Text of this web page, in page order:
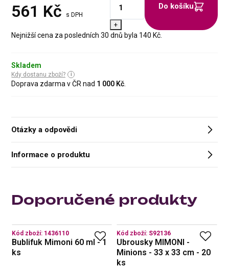
561 Kč s DPH
+
Do košíku
Nejnižší cena za posledních 30 dnů byla 140 Kč.
Skladem
Kdy dostanu zboží?
Doprava zdarma v ČR nad 1 000 Kč
Otázky a odpovědi
Informace o produktu
Doporučené produkty
Kód zboží: 1436110
Bublifuk Mimoni 60 ml - 1
ks
Kód zboží: S92136
Ubrousky MIMONI -
Minions - 33 x 33 cm - 20
ks